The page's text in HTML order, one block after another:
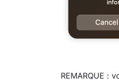
REMARQUE :